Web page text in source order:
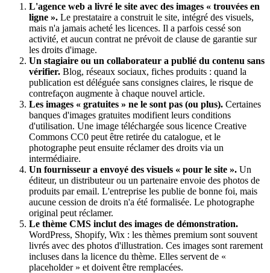
L'agence web a livré le site avec des images « trouvées en
ligne ». Le prestataire a construit le site, intégré des visuels,
mais n'a jamais acheté les licences. Il a parfois cessé son
activité, et aucun contrat ne prévoit de clause de garantie sur
les droits d'image.
Un stagiaire ou un collaborateur a publié du contenu sans
vérifier. Blog, réseaux sociaux, fiches produits : quand la
publication est déléguée sans consignes claires, le risque de
contrefaçon augmente à chaque nouvel article.
Les images « gratuites » ne le sont pas (ou plus). Certaines
banques d'images gratuites modifient leurs conditions
d'utilisation. Une image téléchargée sous licence Creative
Commons CC0 peut être retirée du catalogue, et le
photographe peut ensuite réclamer des droits via un
intermédiaire.
Un fournisseur a envoyé des visuels « pour le site ». Un
éditeur, un distributeur ou un partenaire envoie des photos de
produits par email. L'entreprise les publie de bonne foi, mais
aucune cession de droits n'a été formalisée. Le photographe
original peut réclamer.
Le thème CMS inclut des images de démonstration.
WordPress, Shopify, Wix : les thèmes premium sont souvent
livrés avec des photos d'illustration. Ces images sont rarement
incluses dans la licence du thème. Elles servent de «
placeholder » et doivent être remplacées.